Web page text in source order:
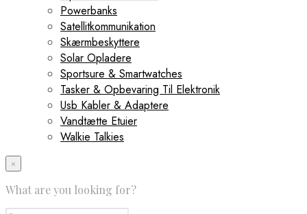
Powerbanks
Satellitkommunikation
Skærmbeskyttere
Solar Opladere
Sportsure & Smartwatches
Tasker & Opbevaring Til Elektronik
Usb Kabler & Adaptere
Vandtætte Etuier
Walkie Talkies
×
What are you looking for?